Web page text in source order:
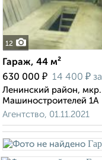
12
Гараж, 44 м²
630 000 ₽ 14 400 ₽
Ленинский район,
Машиностроителей 1А
Агентство, 01.11.2021